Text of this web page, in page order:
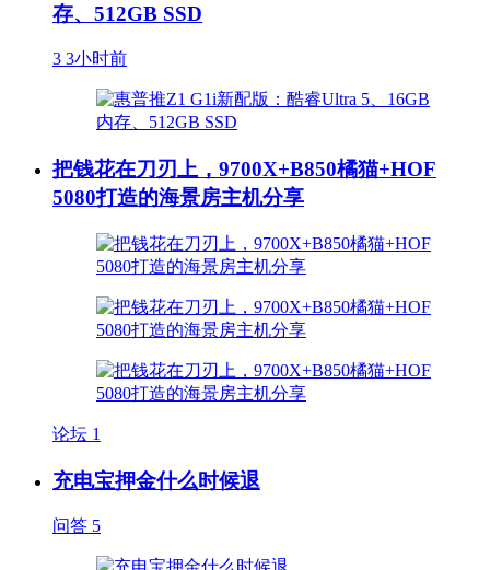
存、512GB SSD
3 3小时前
把钱花在刀刃上，9700X+B850橘猫+HOF
5080打造的海景房主机分享
论坛 1
充电宝押金什么时候退
问答 5